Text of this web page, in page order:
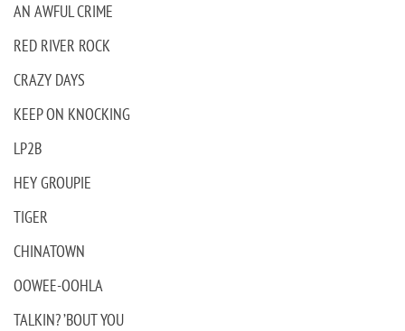
AN AWFUL CRIME
RED RIVER ROCK
CRAZY DAYS
KEEP ON KNOCKING
LP2B
HEY GROUPIE
TIGER
CHINATOWN
OOWEE-OOHLA
TALKIN? ’BOUT YOU